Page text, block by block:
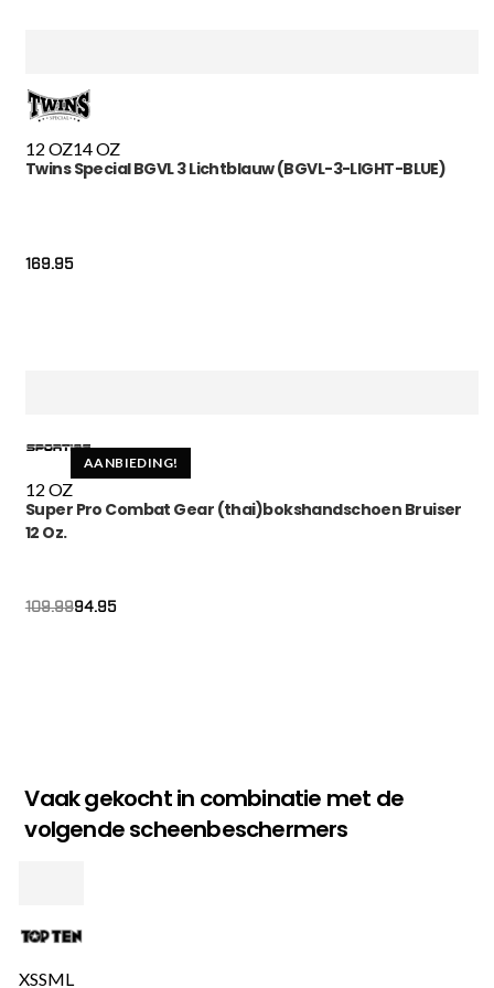
12 OZ14 OZ
Twins Special BGVL 3 Lichtblauw (BGVL-3-LIGHT-BLUE)
169.95
AANBIEDING!
12 OZ
Super Pro Combat Gear (thai)bokshandschoen Bruiser
12 Oz.
109.99
Oorspronkelijke
prijs
94.95
Huidige
prijs
Vaak gekocht in combinatie met de
volgende scheenbeschermers
XSSML